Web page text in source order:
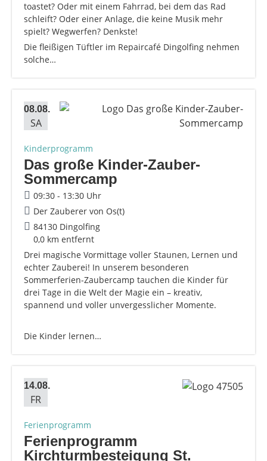
toastet? Oder mit einem Fahrrad, bei dem das Rad
schleift? Oder einer Anlage, die keine Musik mehr
spielt? Wegwerfen? Denkste!
Die fleißigen Tüftler im Repaircafé Dingolfing nehmen
solche…
08.08.
SA
Kinderprogramm
Das große Kinder-Zauber-
Sommercamp
09:30 - 13:30 Uhr
Der Zauberer von Os(t)
84130 Dingolfing
0,0 km entfernt
Drei magische Vormittage voller Staunen, Lernen und
echter Zauberei! In unserem besonderen
Sommerferien-Zaubercamp tauchen die Kinder für
drei Tage in die Welt der Magie ein – kreativ,
spannend und voller unvergesslicher Momente.
Die Kinder lernen…
14.08.
FR
Ferienprogramm
Ferienprogramm
Kirchturmbesteigung St.